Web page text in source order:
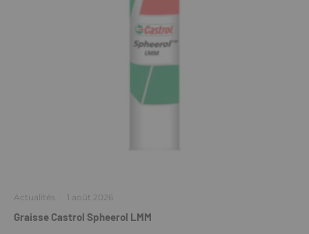
Actualités · 1 août 2026
Graisse Castrol Spheerol LMM